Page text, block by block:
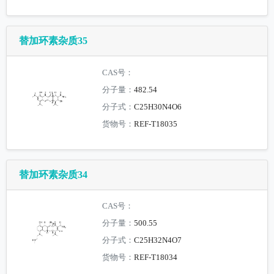
替加环素杂质35
CAS号：
分子量：482.54
分子式：C25H30N4O6
货物号：REF-T18035
替加环素杂质34
CAS号：
分子量：500.55
分子式：C25H32N4O7
货物号：REF-T18034